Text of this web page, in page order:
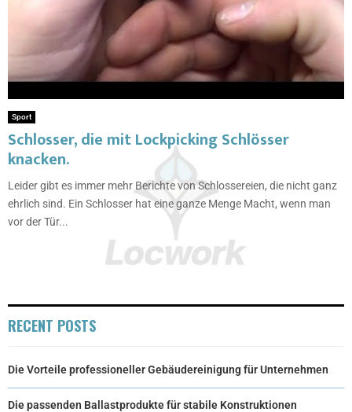
Sport
Schlosser, die mit Lockpicking Schlösser
knacken.
Leider gibt es immer mehr Berichte von Schlossereien, die nicht ganz
ehrlich sind. Ein Schlosser hat eine ganze Menge Macht, wenn man
vor der Tür...
RECENT POSTS
Die Vorteile professioneller Gebäudereinigung für Unternehmen
Die passenden Ballastprodukte für stabile Konstruktionen